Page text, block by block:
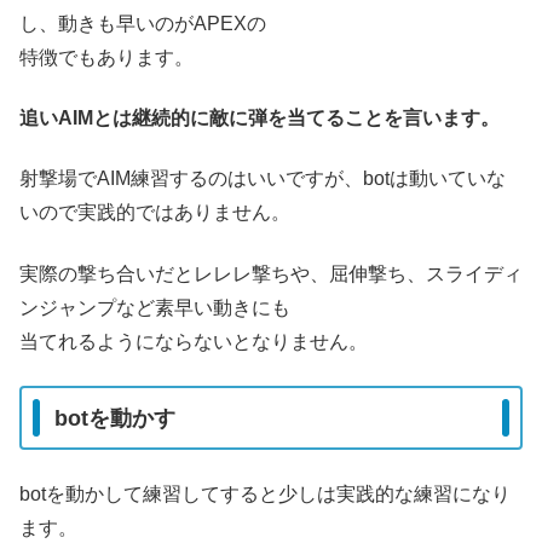
し、動きも早いのがAPEXの
特徴でもあります。
追いAIMとは継続的に敵に弾を当てることを言います。
射撃場でAIM練習するのはいいですが、botは動いていな
いので実践的ではありません。
実際の撃ち合いだとレレレ撃ちや、屈伸撃ち、スライディ
ンジャンプなど素早い動きにも
当てれるようにならないとなりません。
botを動かす
botを動かして練習してすると少しは実践的な練習になり
ます。